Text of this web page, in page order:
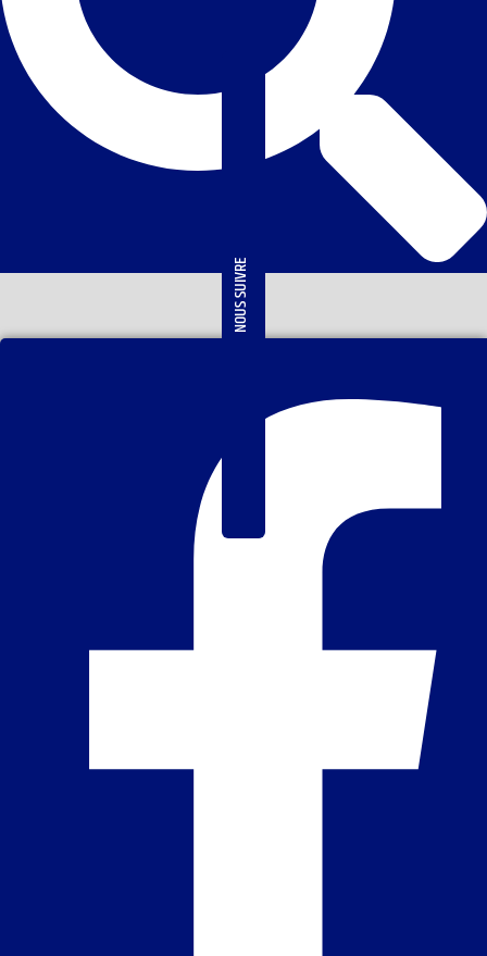
NOUS SUIVRE